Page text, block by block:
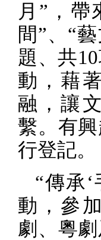
月”，帶
間”、“
題、共10
動，藉
融，讓
繫。有
行登記。
“傳承
動，參
劇、粵